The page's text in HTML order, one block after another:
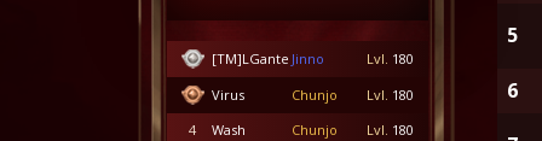
[TM]LGante Jinno Lvl. 180
Virus
Chunjo Lvl. 180
4
Wash Chunjo Lvl. 180
5
6